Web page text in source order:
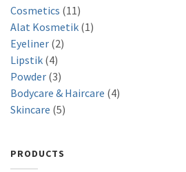
Cosmetics 111
1
d
Alat Kosmetik 11
d
Eyeliner 22
r
o
d
t
Lipstik 44
p
r
o
c
Powder 33
p
r
u
Bodycare & Haircare 44
Skincare 55
o
PRODUCTS